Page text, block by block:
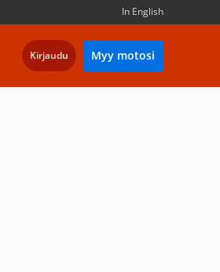
In English
Kirjaudu Myy motosi